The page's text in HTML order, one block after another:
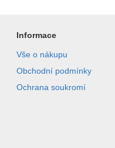
Informace
Vše o nákupu
Obchodní podmínky
Ochrana soukromí